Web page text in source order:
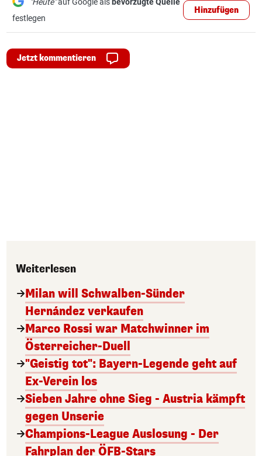
festlegen
Hinzufügen
Jetzt kommentieren
Weiterlesen
Milan will Schwalben-Sünder
Hernández verkaufen
Marco Rossi war Matchwinner im
Österreicher-Duell
"Geistig tot": Bayern-Legende geht auf
Ex-Verein los
Sieben Jahre ohne Sieg - Austria kämpft
gegen Unserie
Champions-League Auslosung - Der
Fahrplan der ÖFB-Stars